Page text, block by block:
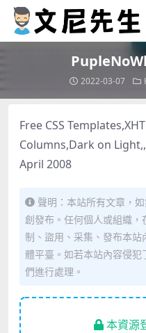
2022-03-07
Free CSS
Columns,Dark on
April 2008
聲明：本站所有文章，
創發布。任何個人或組織
制、盜用、采集、發布本
體平臺。如若本站內容侵
們進行處理。
本資源